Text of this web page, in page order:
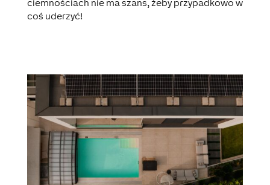
ciemnościach nie ma szans, żeby przypadkowo w
coś uderzyć!